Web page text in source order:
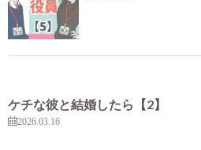
ケチな彼と結婚したら【2】
2026.03.16